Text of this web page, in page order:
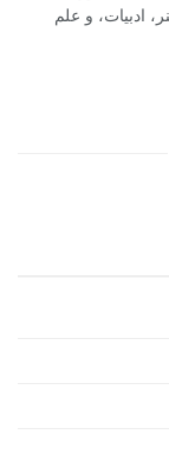
ادبیات، و علم